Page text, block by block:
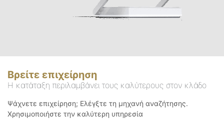
Βρείτε επιχείρηση
Η κατάταξη περιλαμβάνει τους καλύτερους στον κλάδο
Ψάχνετε επιχείρηση; Ελέγξτε τη μηχανή αναζήτησης.
Χρησιμοποιήστε την καλύτερη υπηρεσία